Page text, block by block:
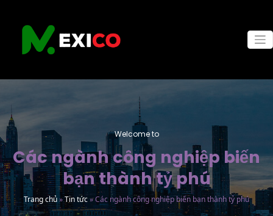
content
Welcome to
Các ngành công nghiệp biến
bạn thành tỷ phú
Trang chủ»Tin tức»Các ngành công nghiệp biến bạn thành tỷ phú